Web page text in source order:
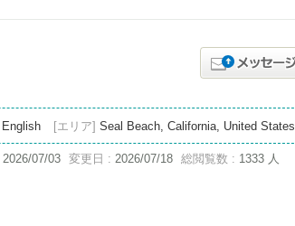
English [エリア] Seal Beach, California, United States
2026/07/03 変更日 : 2026/07/18 総閲覧数 : 1333 人